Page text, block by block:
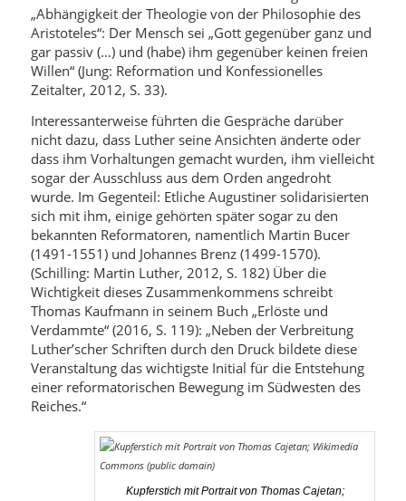
„Abhängigkeit der Theologie von der Philosophie des
Aristoteles“: Der Mensch sei „Gott gegenüber ganz und
gar passiv (…) und (habe) ihm gegenüber keinen freien
Willen“ (Jung: Reformation und Konfessionelles
Zeitalter, 2012, S. 33).
Interessanterweise führten die Gespräche darüber
nicht dazu, dass Luther seine Ansichten änderte oder
dass ihm Vorhaltungen gemacht wurden, ihm vielleicht
sogar der Ausschluss aus dem Orden angedroht
wurde. Im Gegenteil: Etliche Augustiner solidarisierten
sich mit ihm, einige gehörten später sogar zu den
bekannten Reformatoren, namentlich Martin Bucer
(1491-1551) und Johannes Brenz (1499-1570).
(Schilling: Martin Luther, 2012, S. 182) Über die
Wichtigkeit dieses Zusammenkommens schreibt
Thomas Kaufmann in seinem Buch „Erlöste und
Verdammte“ (2016, S. 119): „Neben der Verbreitung
Luther’scher Schriften durch den Druck bildete diese
Veranstaltung das wichtigste Initial für die Entstehung
einer reformatorischen Bewegung im Südwesten des
Reiches.“
Kupferstich mit Portrait von Thomas Cajetan;